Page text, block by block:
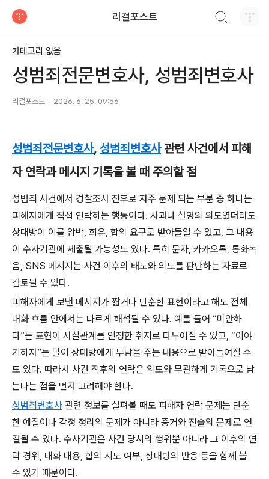
리걸포스트
카테고리 없음
성범죄전문변호사, 성범죄변호사
리걸포스트 2026. 6. 25. 09:56
성범죄전문변호사, 성범죄변호사관련 사건에서 피해
자 연락과 메시지 기록을 볼 때 주의할 점
성범죄 사건에서 경찰조사 전후로 자주 문제 되는 부분 중 하나는
피해자에게 직접 연락하는 행동이다. 사과나 설명의 의도였더라도
상대방이 이를 압박, 회유, 합의 요구로 받아들일 수 있고, 그 내용
이 수사기관에 제출될 가능성도 있다. 특히 문자, 카카오톡, 통화녹
음, SNS 메시지는 사건 이후의 태도와 의도를 판단하는 자료로
검토될 수 있다.
피해자에게 보낸 메시지가 짧거나 단순한 표현이라고 해도 전체
대화 흐름 안에서는 다르게 해석될 수 있다. 예를 들어 “미안하
다”는 표현이 사실관계를 인정한 취지로 다투어질 수 있고, “이야
기하자”는 말이 상대방에게 부담을 주는 내용으로 받아들여질 수
도 있다. 따라서 사건 직후의 연락은 의도와 무관하게 기록으로 남
는다는 점을 먼저 고려해야 한다.
성범죄변호사 관련 정보를 살펴볼 때도 피해자 연락 문제는 단순
한 예절이나 감정 정리의 문제가 아니라 증거와 진술의 문제로 연
결될 수 있다. 수사기관은 사건 당시의 행위뿐 아니라 그 이후의 연
락 경위, 대화 내용, 합의 시도 여부, 상대방의 반응 등을 함께 볼
수 있기 때문이다.